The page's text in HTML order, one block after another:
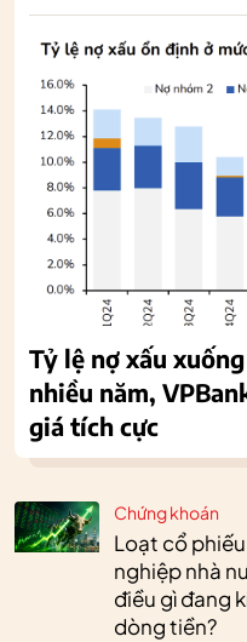
Chứng khoán
Loạt cổ
nghiệp nhà
điều gì đang
dòng tiền?
Tỷ lệ nợ xấu
nhiều năm,
giá tích cực